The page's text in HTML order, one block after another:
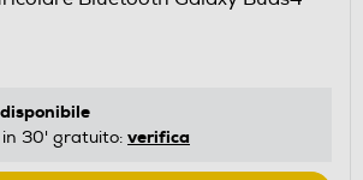
disponibile
in 30' gratuito: verifica